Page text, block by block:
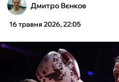
ТЕНІС
КІБЕРСПОРТ
ЧС-2026
Дмитро Вєнков
16 травня 2026, 22:05